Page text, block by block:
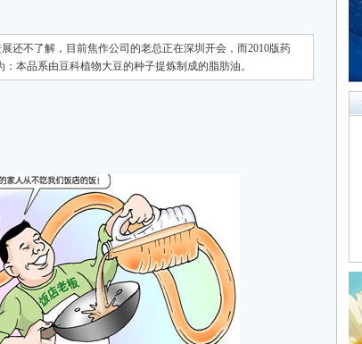
还不了解，目前焦作公司的老总正在深圳开会，而2010版药
本品系由豆科植物大豆的种子提炼制成的脂肪油。